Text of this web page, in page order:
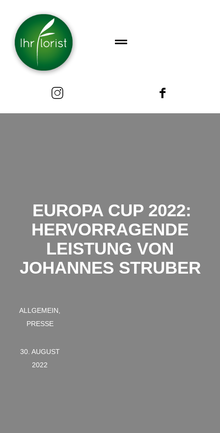
EUROPA CUP 2022:
HERVORRAGENDE
LEISTUNG VON
JOHANNES STRUBER
ALLGEMEIN,
PRESSE
30. AUGUST
2022